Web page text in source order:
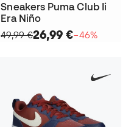
Sneakers Puma Club Ii
Era Niño
49,99 €26,99 €−46%